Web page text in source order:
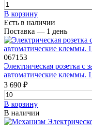
В корзинy
Есть в наличии
Поставка — 1 день
067153
Электрическая розетка с
автоматические клеммы.
3 690 ₽
В корзинy
В наличии